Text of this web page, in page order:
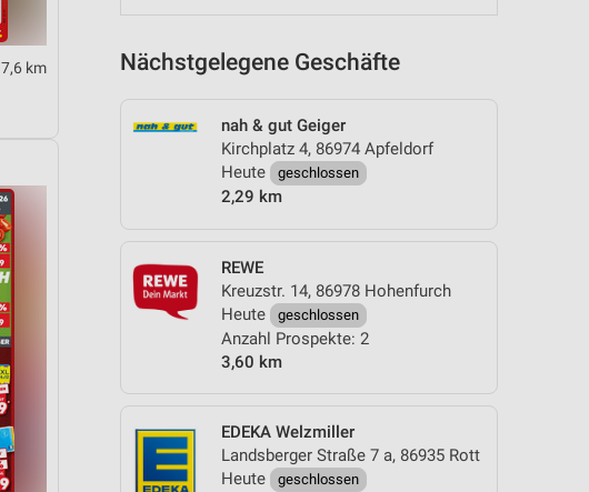
Nächstgelegene Geschäfte
nah & gut Geiger
Kirchplatz 4, 86974 Apfeldorf
Heute
geschlossen
2,29 km
REWE
Kreuzstr. 14, 86978 Hohenfurch
Heute
geschlossen
Anzahl Prospekte: 2
3,60 km
EDEKA Welzmiller
Landsberger Straße 7 a, 86935 Rott
Heute
geschlossen
7,6 km